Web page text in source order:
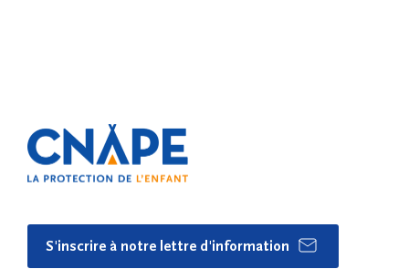
S'inscrire à notre lettre d'information